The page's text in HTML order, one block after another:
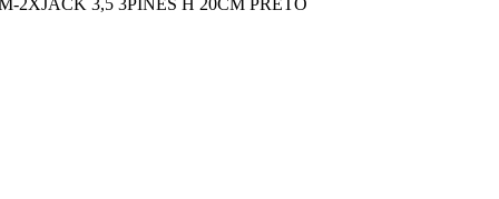
2XJACK 3,5 3PINES H 20CM PRETO